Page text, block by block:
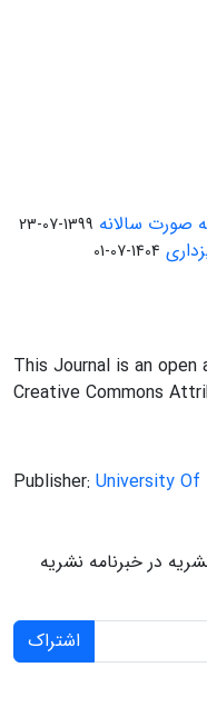
صورت سالانه 1399-07-23
1404-07-01
This Journal is an
Creative Commons
Publisher: University Of
در خبرنامه نشریه
اشتراک